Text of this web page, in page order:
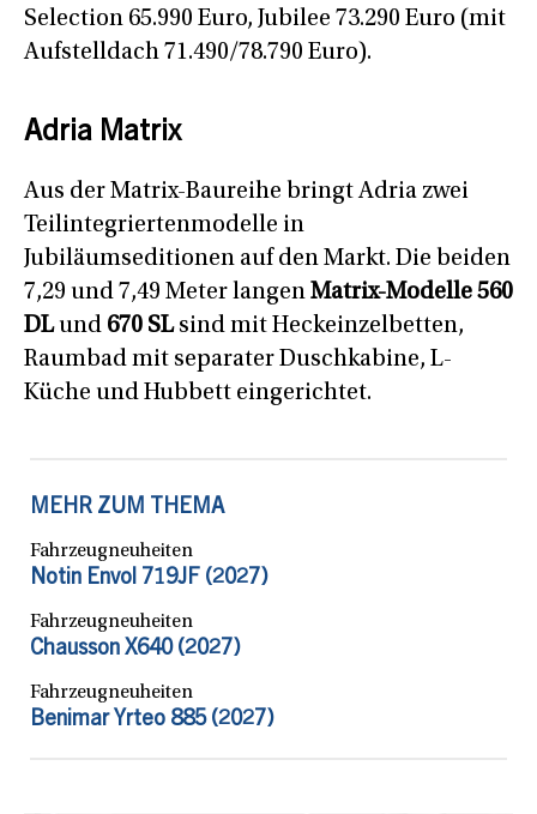
Selection 65.990 Euro, Jubilee 73.290 Euro (mit
Aufstelldach 71.490/78.790 Euro).
Adria Matrix
Aus der Matrix-Baureihe bringt Adria zwei
Teilintegriertenmodelle in
Jubiläumseditionen auf den Markt. Die beiden
7,29 und 7,49 Meter langen Matrix-Modelle 560
DLund 670 SLsind mit Heckeinzelbetten,
Raumbad mit separater Duschkabine, L-
Küche und Hubbett eingerichtet.
MEHR ZUM THEMA
Fahrzeugneuheiten
Notin Envol 719JF (2027)
Fahrzeugneuheiten
Chausson X640 (2027)
Fahrzeugneuheiten
Benimar Yrteo 885 (2027)